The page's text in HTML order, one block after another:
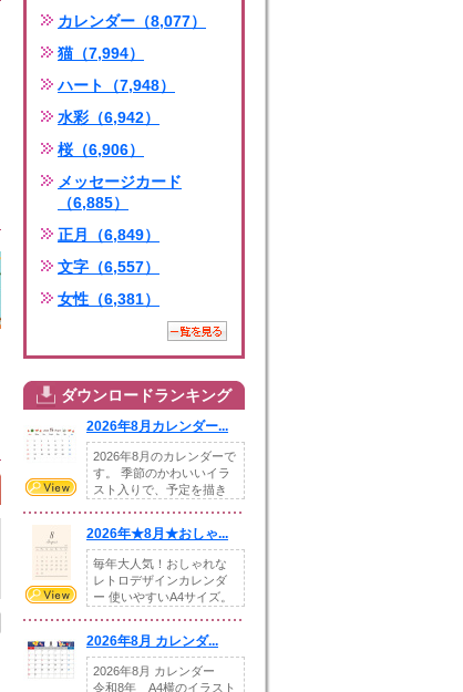
カレンダー（8,077）
猫（7,994）
ハート（7,948）
水彩（6,942）
桜（6,906）
メッセージカード
（6,885）
正月（6,849）
文字（6,557）
女性（6,381）
ダウンロードランキング
2026年8月カレンダー...
2026年8月のカレンダーで
す。 季節のかわいいイラ
スト入りで、予定を描き
2026年★8月★おしゃ...
毎年大人気！おしゃれな
レトロデザインカレンダ
ー 使いやすいA4サイズ。
2026年8月 カレンダ...
2026年8月 カレンダー
令和8年 A4横のイラスト